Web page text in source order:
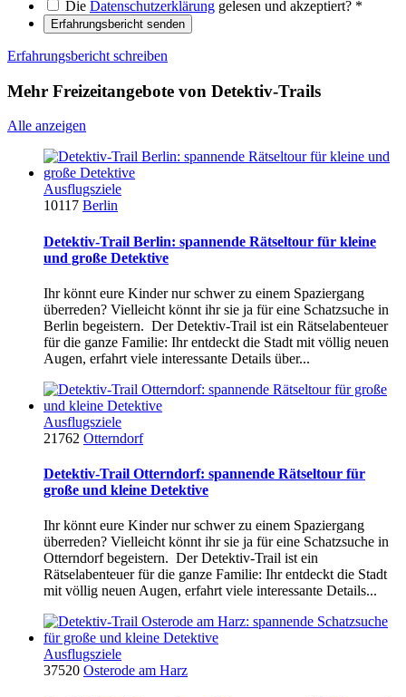
Die Datenschutzerklärung gelesen und akzeptiert? *
Erfahrungsbericht senden
Erfahrungsbericht schreiben
Mehr Freizeitangebote von Detektiv-Trails
Alle anzeigen
Ausflugsziele
10117 Berlin
Detektiv-Trail Berlin: spannende Rätseltour für kleine
und große Detektive
Ihr könnt eure Kinder nur schwer zu einem Spaziergang
überreden? Vielleicht könnt ihr sie ja für eine Schatzsuche in
Berlin begeistern. Der Detektiv-Trail ist ein Rätselabenteuer
für die ganze Familie: Ihr entdeckt die Stadt mit völlig neuen
Augen, erfahrt viele interessante Details über...
Ausflugsziele
21762 Otterndorf
Detektiv-Trail Otterndorf: spannende Rätseltour für
große und kleine Detektive
Ihr könnt eure Kinder nur schwer zu einem Spaziergang
überreden? Vielleicht könnt ihr sie ja für eine Schatzsuche in
Otterndorf begeistern. Der Detektiv-Trail ist ein
Rätselabenteuer für die ganze Familie: Ihr entdeckt die Stadt
mit völlig neuen Augen, erfahrt viele interessante Details...
Ausflugsziele
37520 Osterode am Harz